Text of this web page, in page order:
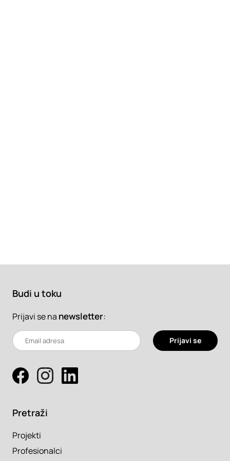
Budi u toku
Prijavi se na newsletter:
Prijavi se
Pretraži
Projekti
Profesionalci